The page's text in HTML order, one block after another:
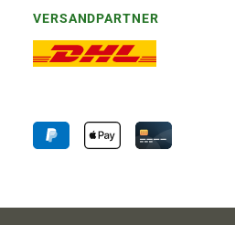
VERSANDPARTNER